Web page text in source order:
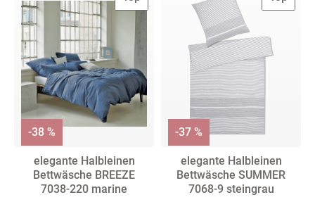
elegante Halbleinen
Bettwäsche BREEZE
7038-220 marine
-38 %
elegante Halbleinen
Bettwäsche SUMMER
7068-9 steingrau
-37 %